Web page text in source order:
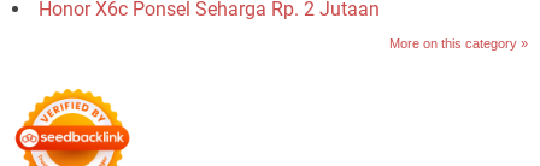
Honor X6c Ponsel Seharga Rp. 2 Jutaan
More on this category »